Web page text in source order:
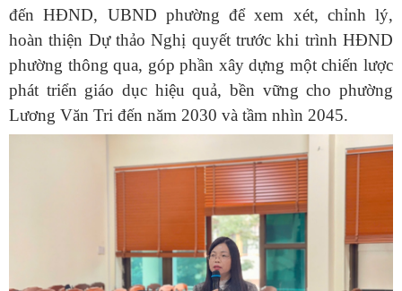
đến HĐND, UBND phường để xem xét, chỉnh lý,
hoàn thiện Dự thảo Nghị quyết trước khi trình HĐND
phường thông qua, góp phần xây dựng một chiến lược
phát triển giáo dục hiệu quả, bền vững cho phường
Lương Văn Tri đến năm 2030 và tầm nhìn 2045.